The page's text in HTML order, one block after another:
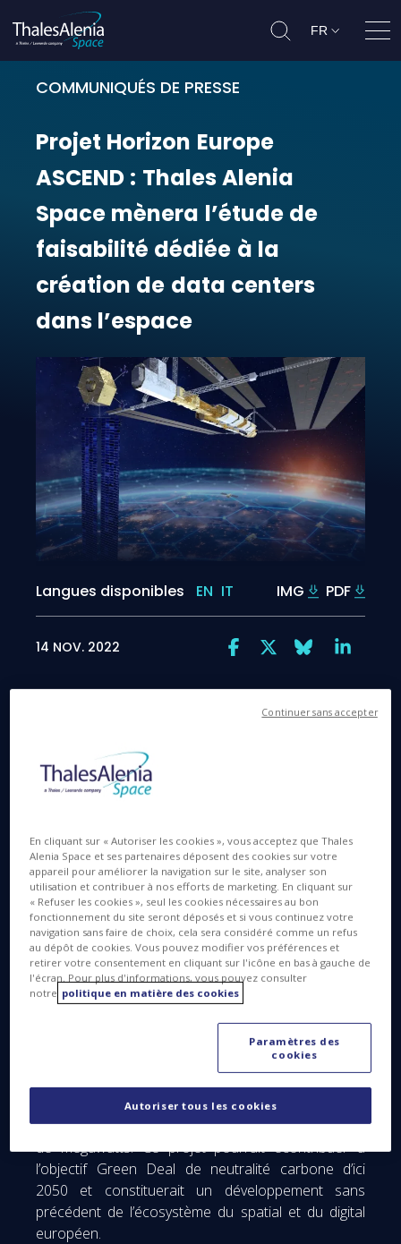
FR
COMMUNIQUÉS DE PRESSE
Projet Horizon Europe ASCEND :
Projet Horizon Europe
ASCEND : ThalesAlenia
Space mènera l’étude de
faisabilité dédiée à la
création de data centers
dans l’espace
Langues disponibles EN IT IMG PDF
14 NOV. 2022
Cannes, le 14 Novembre 2022
Space, société conjointe entre Thales (67 %) et
Leonardo (33 %), a été sélectionnée par la
faisabilité ASCEND portant sur l’installation de data
centers en orbite.
L’empreinte environnementale du digital devient un
enjeu majeur : le besoin croissant de digitalisation
entraîne une augmentation exponentielle du
nombre de data centers en Europe et dans le
monde. Leur croissance a un impact énergétique et
environnemental critique.
Un consortium s’est constitué autour de Thales
Alenia Space pour concevoir une solution
ambitieuse, mais à la portée de l’Europe : installer
des stations de data centers en orbite, alimentées
par des centrales solaires de plusieurs centaines
de megawatts. Ce projet pourrait econtribuer à
l’objectif Green Deal de neutralité carbone d’ici
2050 et constituerait un développement sans
précédent de l’écosystème du spatial et du digital
européen.
En cliquant sur « Autoriser les cookies », vous acceptez que Thales
Alenia Space et ses partenaires déposent des cookies sur votre
appareil pour améliorer la navigation sur le site, analyser son
utilisation et contribuer à nos efforts de marketing. En cliquant sur
« Refuser les cookies », seul les cookies nécessaires au bon
fonctionnement du site seront déposés et si vous continuez votre
navigation sans faire de choix, cela sera considéré comme un refus
au dépôt de cookies. Vous pouvez modifier vos préférences et
retirer votre consentement en cliquant sur l'icône en bas à gauche de
l'écran. Pour plus d'informations, vous pouvez consulter
notre politique en matière des cookies
Paramètres des
cookies
Autoriser tous les cookies
Continuer sans accepter